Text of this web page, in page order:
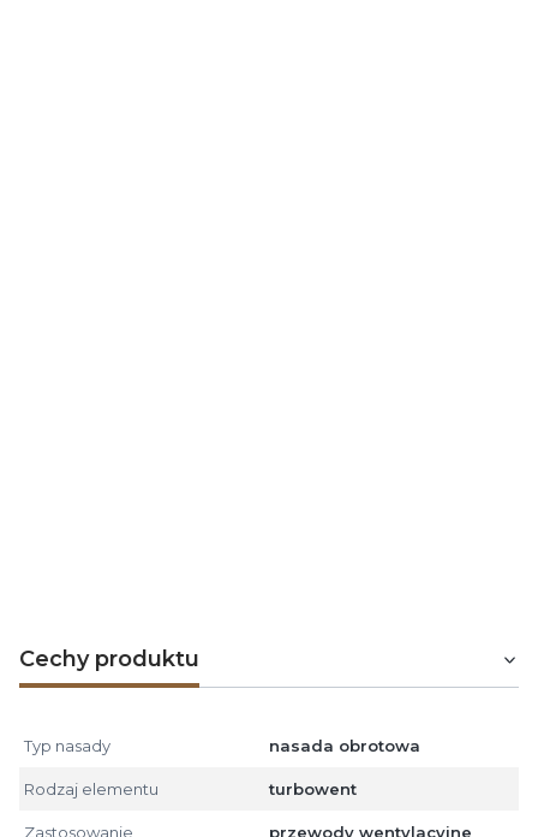
Cechy produktu
Typ nasady nasada obrotowa
Rodzaj elementu turbowent
Zastosowanie przewody wentylacyjne